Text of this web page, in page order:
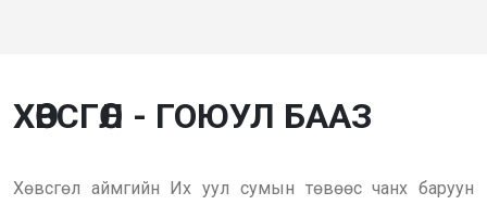
ХӨВСГӨЛ - ГОЮУЛ БААЗ
Хөвсгөл аймгийн Их уул сумын төвөөс чанх баруун